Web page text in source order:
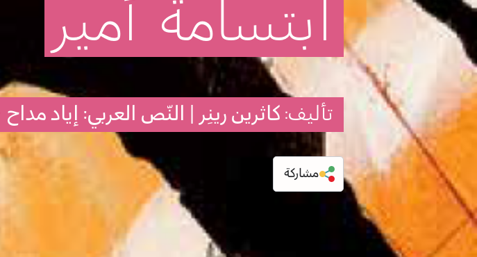
ابتسامة أمير
تأليف: كاثرين رينِر | النّص العربي: إياد مداح
مشاركة